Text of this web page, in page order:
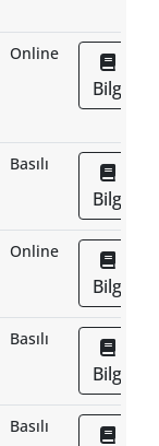
Online
Bilgi
Basılı
Bilgi
Online
Bilgi
Basılı
Bilgi
Basılı